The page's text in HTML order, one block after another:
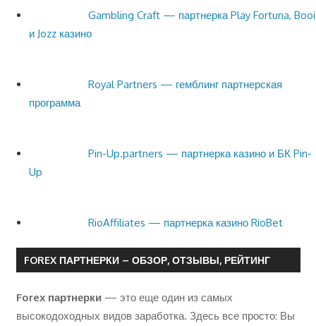
FOREX ПАРТНЕРКИ – ОБЗОР, ОТЗЫВЫ, РЕЙТИНГ
Forex партнерки— это еще один из самых
высокодоходных видов заработка. Здесь все просто: Вы
Gambling Craft — партнерка Play Fortuna, Booi
и Jozz казино
Royal Partners — гемблинг партнерская
программа
Pin-Up.partners — партнерка казино и БК Pin-
Up
RioAffiliates — партнерка казино RioBet